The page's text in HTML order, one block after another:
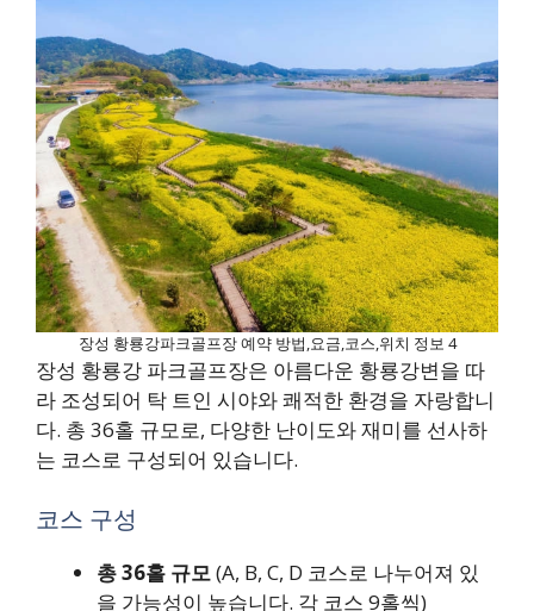
장성 황룡강파크골프장 예약 방법,요금,코스,위치 정보 4
장성 황룡강 파크골프장은 아름다운 황룡강변을 따
라 조성되어 탁 트인 시야와 쾌적한 환경을 자랑합니
다. 총 36홀 규모로, 다양한 난이도와 재미를 선사하
는 코스로 구성되어 있습니다.
코스 구성
총 36홀 규모 (A, B, C, D 코스로 나누어져 있
을 가능성이 높습니다. 각 코스 9홀씩)